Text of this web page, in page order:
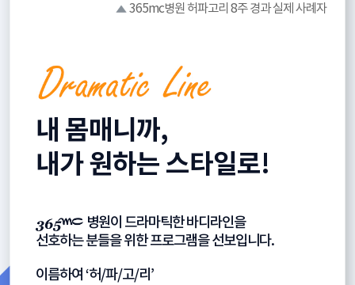
365mc병원 허파고리 8주 경과 실제 사례자
내 몸매니까,
내가 원하는 스타일로!
병원이 드라마틱한 바디라인을
선호하는 분들을 위한 프로그램을 선보입니다.
이름하여 ‘허/파/고/리’